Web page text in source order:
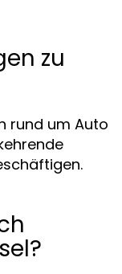
zu
rund um Auto